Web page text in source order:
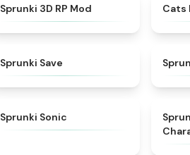
Sprunki 3D RP Mod Cats
Sprunki Save
Sprunki Sonic